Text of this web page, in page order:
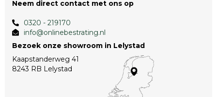
Neem direct contact met ons op
0320 - 219170
info@onlinebestrating.nl
Bezoek onze showroom in Lelystad
Kaapstanderweg 41
8243 RB Lelystad